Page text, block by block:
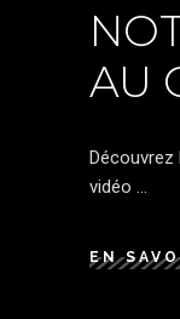
AU
Découvrez
vidéo
EN